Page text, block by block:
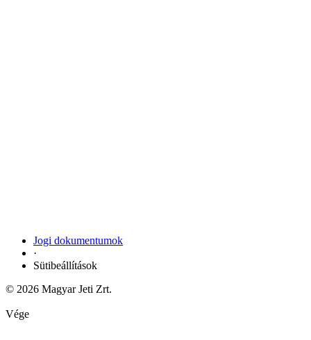
Jogi dokumentumok
·
Sütibeállítások
© 2026 Magyar Jeti Zrt.
Vége